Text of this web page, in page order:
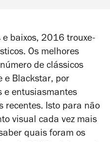
e baixos, 2016 trouxe-
Os melhores
de clássicos
e Blackstar, por
e entusiasmantes
recentes. Isto para não
visual cada vez mais
quais foram os